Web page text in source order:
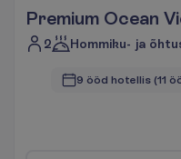
Premium Ocean
2 Hommiku- ja
9 ööd hotellis (11